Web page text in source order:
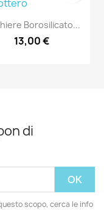
Borosilicato...
13,00 €
di
scopo, cerca le info